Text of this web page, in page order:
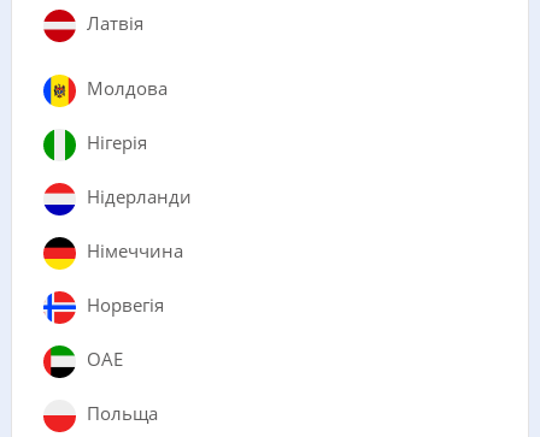
Латвія
Молдова
Нігерія
Нідерланди
Німеччина
Норвегія
ОАЕ
Польща